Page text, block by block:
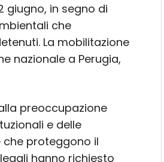
giugno, in segno di
che
La mobilitazione
nazionale a Perugia,
preoccupazione
e delle
proteggono il
hanno richiesto